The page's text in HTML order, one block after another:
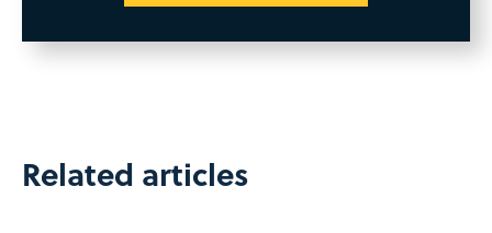
Related articles